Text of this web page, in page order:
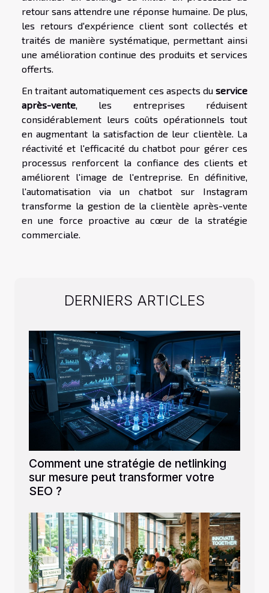
retour sans attendre une réponse humaine. De plus,
les retours d'expérience client sont collectés et
traités de manière systématique, permettant ainsi
une amélioration continue des produits et services
offerts.
En traitant automatiquement ces aspects du service
après-vente, les entreprises réduisent
considérablement leurs coûts opérationnels tout
en augmentant la satisfaction de leur clientèle. La
réactivité et l'efficacité du chatbot pour gérer ces
processus renforcent la confiance des clients et
améliorent l'image de l'entreprise. En définitive,
l'automatisation via un chatbot sur Instagram
transforme la gestion de la clientèle après-vente
en une force proactive au cœur de la stratégie
commerciale.
DERNIERS ARTICLES
Comment une stratégie de netlinking
sur mesure peut transformer votre
SEO ?